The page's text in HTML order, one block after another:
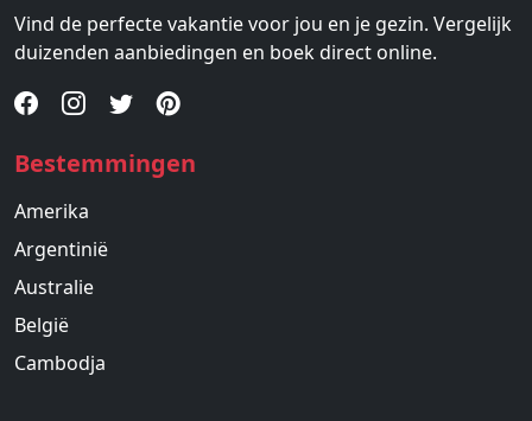
Vind de perfecte vakantie voor jou en je gezin. Vergelijk
duizenden aanbiedingen en boek direct online.
Bestemmingen
Amerika
Argentinië
Australie
België
Cambodja